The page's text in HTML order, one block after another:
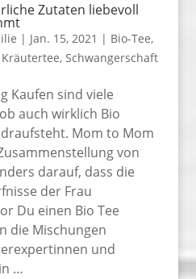
Zutaten liebevoll
| Jan. 15, 2021 | Bio-Tee,
Kräutertee, Schwangerschaft
Kaufen sind viele
auch wirklich Bio
Mom to Mom
von
darauf, dass die
der Frau
Du einen Bio Tee
die Mischungen
und
…